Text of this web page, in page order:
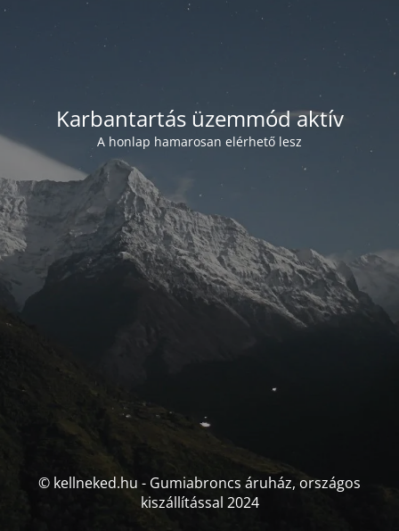
Karbantartás üzemmód aktív
A honlap hamarosan elérhető lesz
© kellneked.hu - Gumiabroncs áruház, országos
kiszállítással 2024